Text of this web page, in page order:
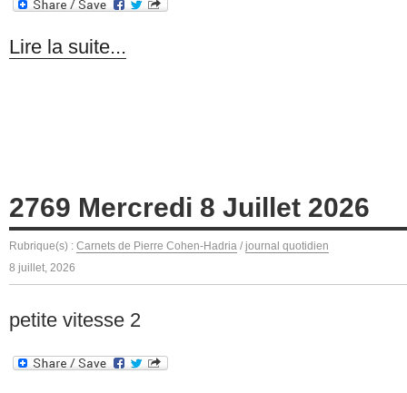
Lire la suite...
2769 Mercredi 8 Juillet 2026
Rubrique(s) : Carnets de Pierre Cohen-Hadria / journal quotidien
8 juillet, 2026
petite vitesse 2